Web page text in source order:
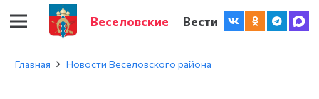
Веселовские Вести
Главная Новости Веселовского района